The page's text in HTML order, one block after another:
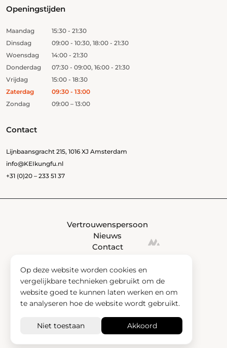
Contact
Lijnbaansgracht 215, 1016 XJ Amsterdam
info@KEIkungfu.nl
+31 (0)20 – 233 51 37
Openingstijden
Maandag
15:30 - 21:30
Dinsdag
09:00 - 10:30, 18:00 - 21:30
Woensdag
14:00 - 21:30
Donderdag
07:30 - 09:00, 16:00 - 21:30
Vrijdag
15:00 - 18:30
Zaterdag
09:30 - 13:00
Zondag
09:00 – 13:00
Vertrouwenspersoon
Nieuws
Contact
Op deze website worden cookies en
vergelijkbare technieken gebruikt om de
website goed te kunnen laten werken en om
te analyseren hoe de website wordt gebruikt.